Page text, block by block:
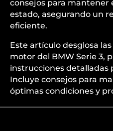
consejos para
estado, asegurando un
eficiente.
Este artículo desglosa
motor del BMW Serie 3,
instrucciones detalladas
Incluye consejos para
óptimas condiciones y